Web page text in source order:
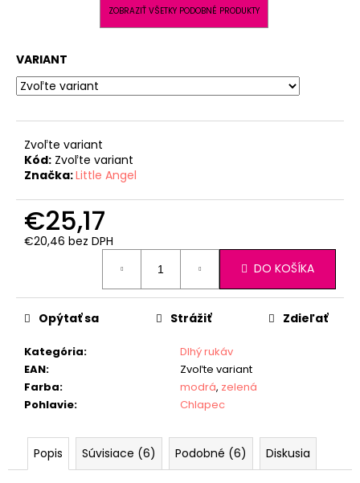
ZOBRAZIŤ VŠETKY PODOBNÉ PRODUKTY
VARIANT
Zvoľte variant
Kód: Zvoľte variant
Značka:Little Angel
€25,17
€20,46 bez DPH
DO KOŠÍKA
Kategória:
Dlhý rukáv
EAN:
Zvoľte variant
Farba: modrá, zelená
Pohlavie: Chlapec
Opýtať sa Strážiť Zdieľať
Popis Súvisiace (6) Podobné (6) Diskusia